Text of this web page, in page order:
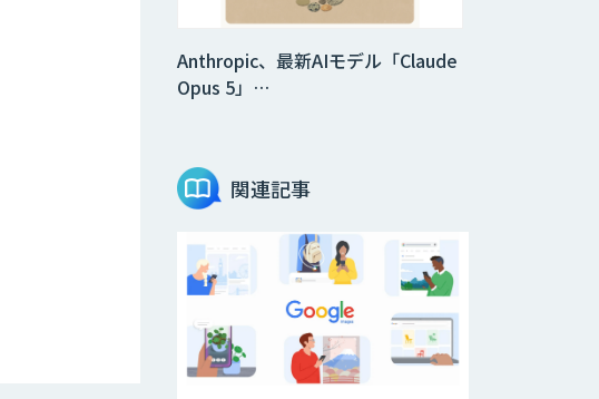
Anthropic、最新AIモデル「Claude
Opus 5」…
関連記事